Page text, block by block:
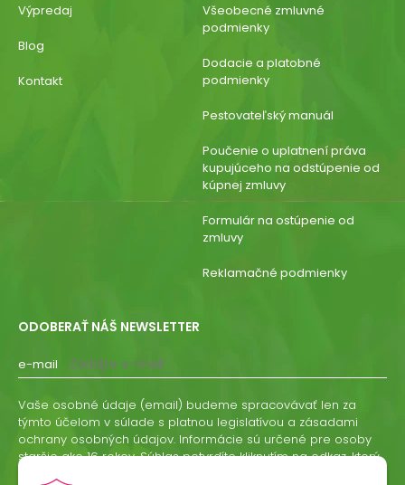
Výpredaj
Blog
Kontakt
Všeobecné zmluvné
podmienky
Dodacie a platobné
podmienky
Pestovateľský manuál
Poučenie o uplatnení práva
kupujúceho na odstúpenie od
kúpnej zmluvy
Formulár na ostúpenie od
zmluvy
Reklamačné podmienky
ODOBERAŤ NÁŠ NEWSLETTER
e-mail
Vaše osobné údaje (email) budeme spracovávať len za
týmto účelom v súlade s platnou legislatívou a zásadami
ochrany osobných údajov. Informácie sú určené pre osoby
staršie ako 16 rokov. Súhlas potvrdíte kliknutím na odkaz, ktorý